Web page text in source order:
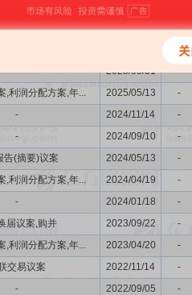
2026/06/02
,利润分配方案,年... 2026/05/08 -
-
- 2025/09/01 -
,利润分配方案,年... 2025/05/13 -
- 2024/11/14 -
- 2024/09/10 -
告(摘要)议案 2024/05/13 -
,利润分配方案,年... 2024/04/19 -
- 2024/01/18 -
届议案,购并 2023/09/22 -
,利润分配方案,年... 2023/04/20 -
交易议案 2022/11/14 -
- 2022/09/05 -